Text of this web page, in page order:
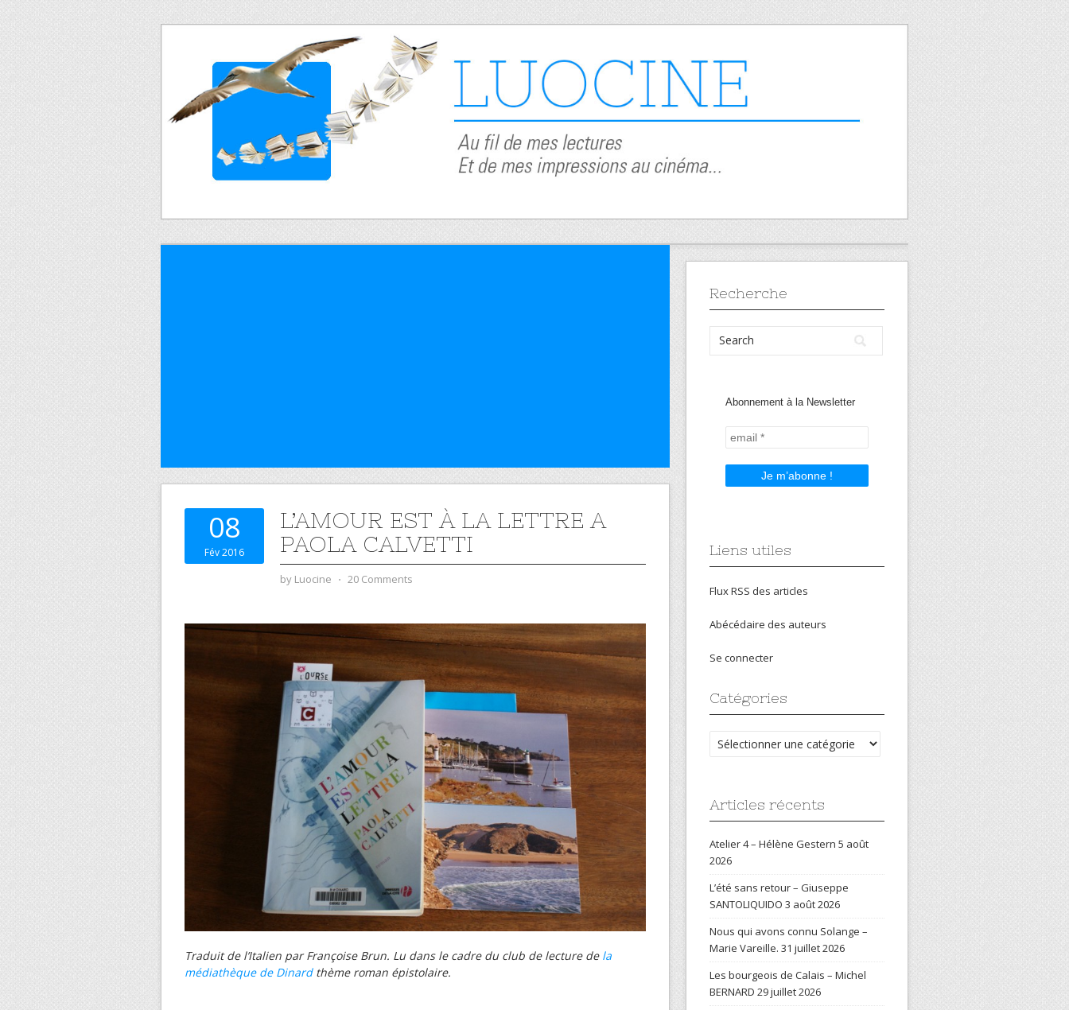
08
Fév 2016
L’AMOUR EST À LA LETTRE A
PAOLA CALVETTI
by Luocine ⋅ 20 Comments
Traduit de l’Italien par Françoise Brun. Lu dans le cadre du club de lecture de la
médiathèque de Dinardthème roman épistolaire.
Recherche
Abonnement à la Newsletter
Liens utiles
Flux RSS des articles
Abécédaire des auteurs
Se connecter
Catégories
Catégories
Articles récents
Atelier 4 – Hélène Gestern 5 août
2026
L’été sans retour – Giuseppe
SANTOLIQUIDO 3 août 2026
Nous qui avons connu Solange –
Marie Vareille. 31 juillet 2026
Les bourgeois de Calais – Michel
BERNARD 29 juillet 2026